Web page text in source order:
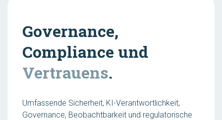
Governance,
Compliance und
Vertrauens.
Umfassende Sicherheit, KI-Verantwortlichkeit,
Governance, Beobachtbarkeit und regulatorische